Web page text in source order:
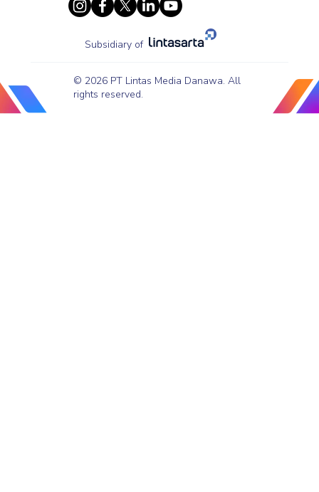
© 2026 PT Lintas Media Danawa. All
rights reserved.
Subsidiary of